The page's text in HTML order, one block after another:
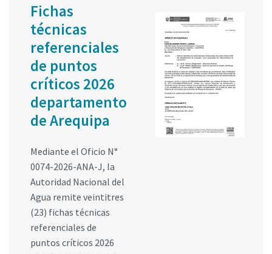
Fichas
técnicas
referenciales
de puntos
críticos 2026
departamento
de Arequipa
Mediante el Oficio N°
0074-2026-ANA-J, la
Autoridad Nacional del
Agua remite veintitres
(23) fichas técnicas
referenciales de
puntos críticos 2026